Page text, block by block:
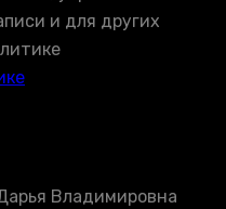
и для других
Владимировна